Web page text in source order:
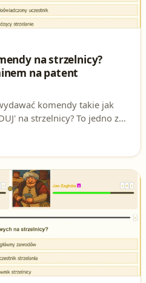
na strzelnicy?
na patent
komendy takie jak
na strzelnicy? To jedno z
i przygotuj się do testów